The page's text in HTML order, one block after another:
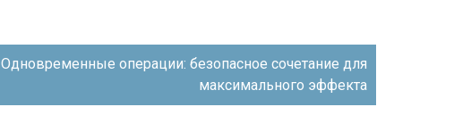
Одновременные операции: безопасное сочетание для
максимального эффекта